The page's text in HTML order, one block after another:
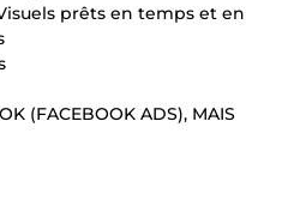
prêts en temps et en
(FACEBOOK ADS), MAIS